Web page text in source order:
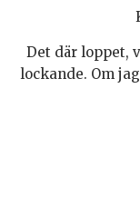
Det där loppet,
lockande. Om